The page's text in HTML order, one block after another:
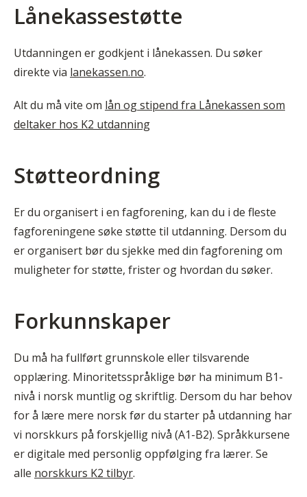
Lånekassestøtte
Utdanningen er godkjent i lånekassen. Du søker
direkte via lanekassen.no.
Alt du må vite om lån og stipend fra Lånekassen som
deltaker hos K2 utdanning
Støtteordning
Er du organisert i en fagforening, kan du i de fleste
fagforeningene søke støtte til utdanning. Dersom du
er organisert bør du sjekke med din fagforening om
muligheter for støtte, frister og hvordan du søker.
Forkunnskaper
Du må ha fullført grunnskole eller tilsvarende
opplæring. Minoritetsspråklige bør ha minimum B1-
nivå i norsk muntlig og skriftlig. Dersom du har behov
for å lære mere norsk før du starter på utdanning har
vi norskkurs på forskjellig nivå (A1-B2). Språkkursene
er digitale med personlig oppfølging fra lærer. Se
alle norskkurs K2 tilbyr.